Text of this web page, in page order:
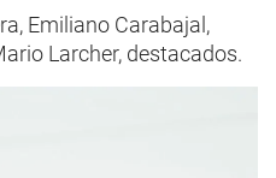
Emiliano Carabajal,
Larcher, destacados.